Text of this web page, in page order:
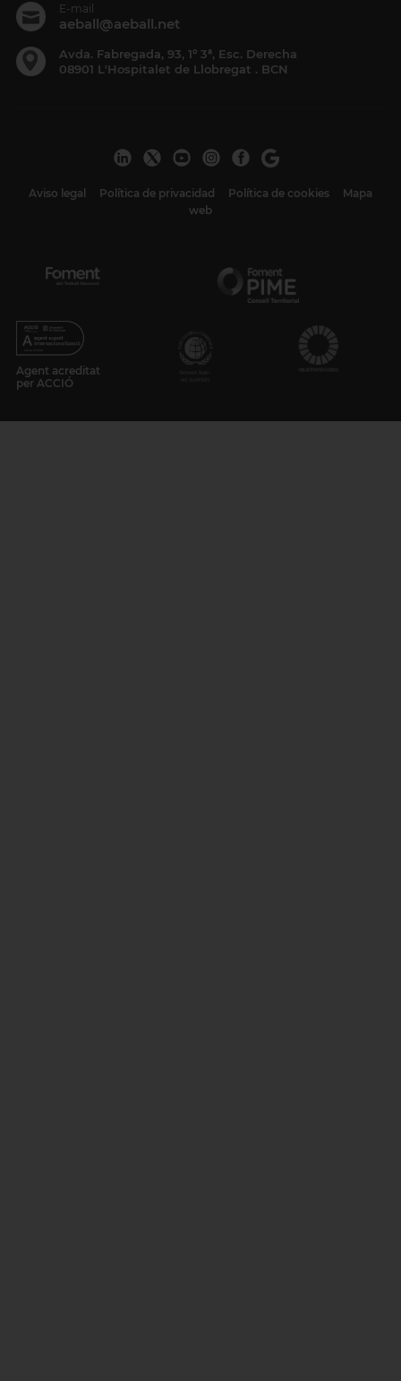
E-mail
aeball@aeball.net
Avda. Fabregada, 93, 1º 3ª, Esc. Derecha
08901 L'Hospitalet de Llobregat . BCN
Aviso legal Política de privacidad Política de cookies
Mapa
web
Agent acreditat
per ACCIÓ